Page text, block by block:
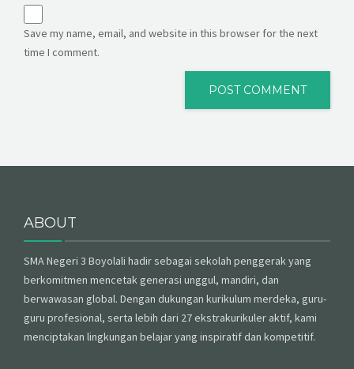
Save my name, email, and website in this browser for the next
time I comment.
ABOUT
SMA Negeri 3 Boyolali hadir sebagai sekolah penggerak yang
berkomitmen mencetak generasi unggul, mandiri, dan
berwawasan global. Dengan dukungan kurikulum merdeka, guru-
guru profesional, serta lebih dari 27 ekstrakurikuler aktif, kami
menciptakan lingkungan belajar yang inspiratif dan kompetitif.